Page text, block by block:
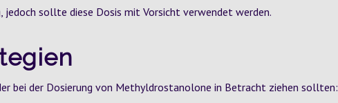
jedoch sollte diese Dosis mit Vorsicht verwendet werden.
bei der Dosierung von Methyldrostanolone in Betracht ziehen sollten: